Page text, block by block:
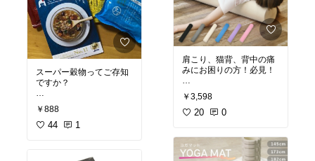
ったら便利
スーパー穀物ってご存知
ですか？
大麦、もち麦、アマラン
サス！
いつものご飯がサプリメ
￥888
44 1
肩こり、猫背、背中の痛
みにお困りの方！必見！
私は数年前に背中の痛み
で接骨院に駆け込みまし
た。ストレートネックの
く、あちこちに歪みが現
れてました😭
￥3,598
20 0